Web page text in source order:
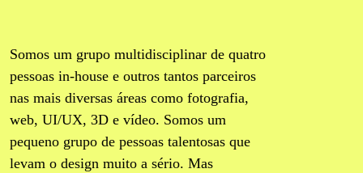
Somos um grupo multidisciplinar de quatro
pessoas in-house e outros tantos parceiros
nas mais diversas áreas como fotografia,
web, UI/UX, 3D e vídeo. Somos um
pequeno grupo de pessoas talentosas que
levam o design muito a sério. Mas